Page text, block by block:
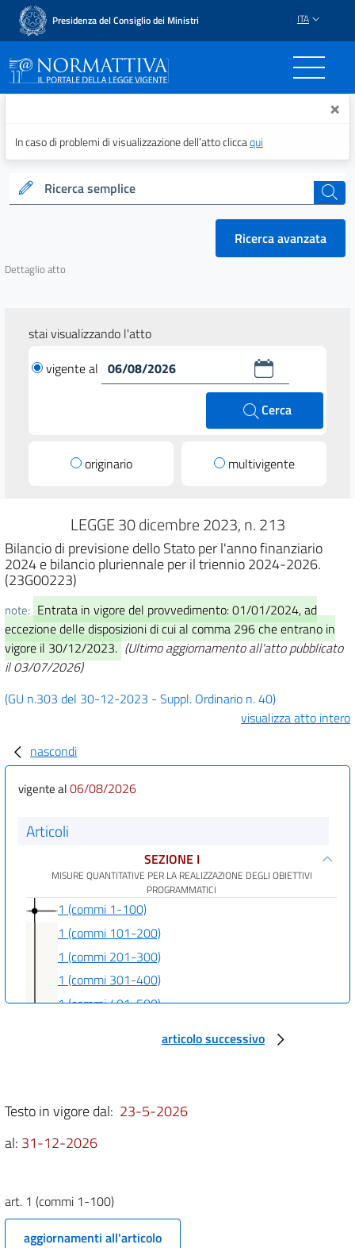
Presidenza del Consiglio dei Ministri ITA
Normattiva - Il portale ×
In caso di problemi di visualizzazione dell’atto cliccaqui
Ricerca semplice cerca
Ricerca avanzata
Dettaglio atto
stai visualizzando l'atto
vigente al
Cerca
originario multivigente
LEGGE 30 dicembre 2023, n. 213
Bilancio di previsione dello Stato per l'anno finanziario
2024 e bilancio pluriennale per il triennio 2024-2026.
(23G00223)
note: Entrata in vigore del provvedimento: 01/01/2024, ad
eccezione delle disposizioni di cui al comma 296 che entrano in
vigore il 30/12/2023. (Ultimo aggiornamento all'atto pubblicato
il 03/07/2026)
(GU n.303 del 30-12-2023 - Suppl. Ordinario n. 40)
visualizza atto intero
nascondi
vigente al06/08/2026
Articoli
SEZIONE I
MISURE QUANTITATIVE PER LA REALIZZAZIONE DEGLI OBIETTIVI
PROGRAMMATICI
1 (commi 1-100)
1 (commi 101-200)
1 (commi 201-300)
1 (commi 301-400)
1 (commi 401-500)
SEZIONE II
3
4
7
8
articolo successivo
Testo in vigore dal: 23-5-2026
al: 31-12-2026
art. 1 (commi 1-100)
aggiornamenti all'articolo